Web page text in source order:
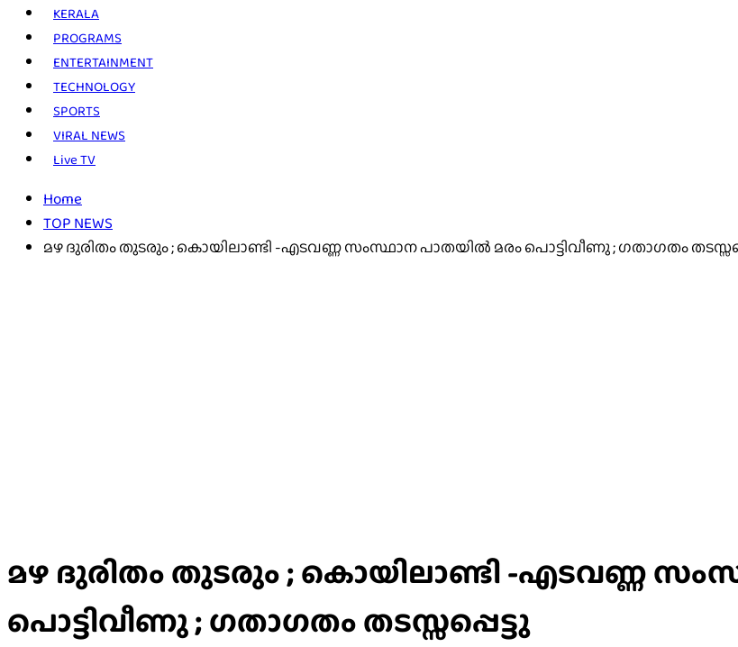
KERALA
PROGRAMS
ENTERTAINMENT
TECHNOLOGY
SPORTS
VIRAL NEWS
Live TV
Home
TOP NEWS
മഴ ദുരിതം തുടരും ; കൊയിലാണ്ടി -എടവണ്ണ സംസ്ഥാന പാതയിൽ മരം പൊട്ടിവീണു ; ഗതാഗതം
മഴ ദുരിതം തുടരും ; കൊയിലാണ്ടി -എടവണ്ണ
പൊട്ടിവീണു ; ഗതാഗതം തടസ്സപ്പെട്ടു